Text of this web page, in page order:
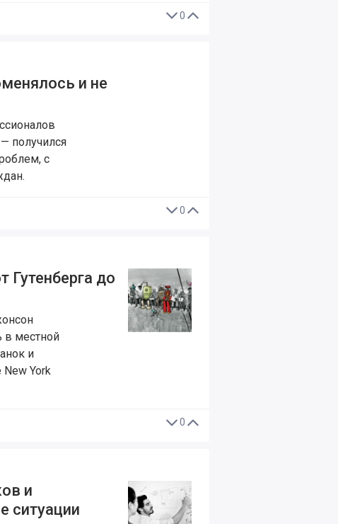
0
и не
получился
с
0
Гутенберга до
в местной
и
New York
0
и
ситуации